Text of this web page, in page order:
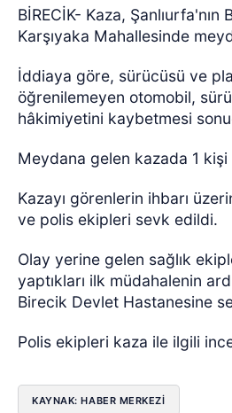
BİRECİK- Kaza, Şanlıurfa'nın
Karşıyaka Mahallesinde
İddiaya göre, sürücüsü ve
öğrenilemeyen otomobil,
hâkimiyetini kaybetmesi
Meydana gelen kazada 1 kişi
Kazayı görenlerin ihbarı
ve polis ekipleri sevk edildi.
Olay yerine gelen sağlık
yaptıkları ilk müdahalenin
Birecik Devlet Hastanesine
Polis ekipleri kaza ile ilgili
KAYNAK: HABER MERKEZI